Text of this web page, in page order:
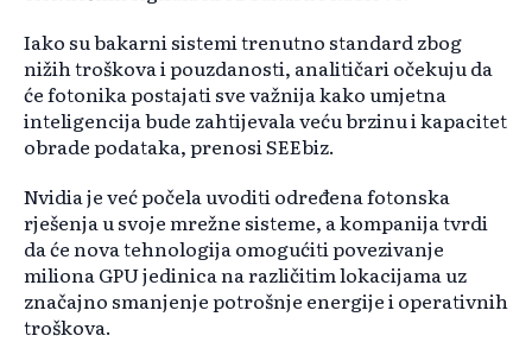
Iako su bakarni sistemi trenutno standard zbog
nižih troškova i pouzdanosti, analitičari očekuju da
će fotonika postajati sve važnija kako umjetna
inteligencija bude zahtijevala veću brzinu i kapacitet
obrade podataka, prenosi SEEbiz.
Nvidia je već počela uvoditi određena fotonska
rješenja u svoje mrežne sisteme, a kompanija tvrdi
da će nova tehnologija omogućiti povezivanje
miliona GPU jedinica na različitim lokacijama uz
značajno smanjenje potrošnje energije i operativnih
troškova.